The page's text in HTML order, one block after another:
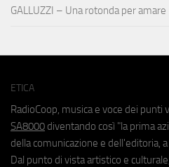
GALLUZZI – Una rotonda per amare
ETICA
RadioCoop, musica e voce dei punti
SA8000 diventando così "la prima
della comunicazione e dell'editoria,
Dal punto di vista artistico e